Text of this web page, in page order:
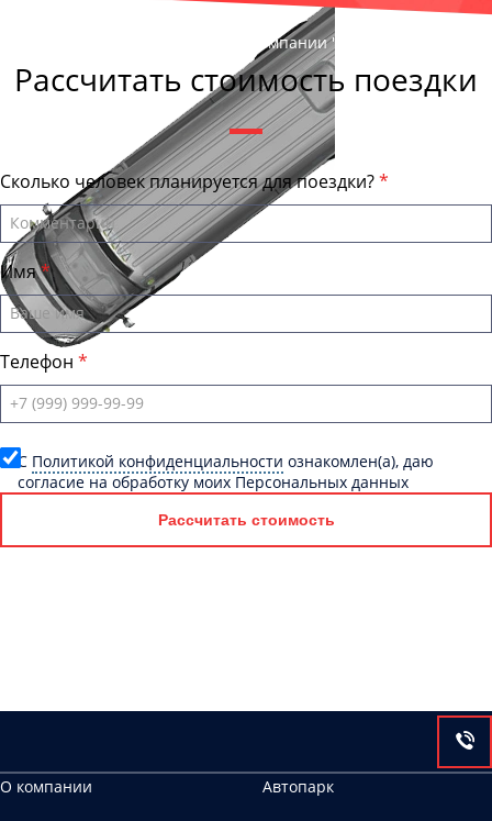
, директор компании "Улан-УдэБас"
Рассчитать стоимость поездки
Сколько человек планируется для поездки?
Имя
Телефон
C Политикой конфиденциальности ознакомлен(а), даю
согласие на обработку моих Персональных данных
Рассчитать стоимость
О компании
Автопарк